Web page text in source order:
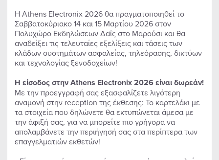
Η Athens Electronix 2026 θα πραγματοποιηθεί το
Σαββατοκύριακο 14 και 15 Μαρτίου 2026 στον
Πολυχώρο Εκδηλώσεων Δαΐς στο Μαρούσι και θα
αναδείξει τις τελευταίες εξελίξεις και τάσεις των
κλάδων συστημάτων ασφαλείας, τηλεόρασης, δικτύων
και τεχνολογίας ξενοδοχείων!
Η είσοδος στηνAthens Electronix2026 είναιδωρεάν!
Με την προεγγραφή σας εξασφαλίζετε λιγότερη
αναμονή στην reception της έκθεσης: Το καρτελάκι με
τα στοιχεία που δηλώνετε θα εκτυπώνεται άμεσα με
την άφιξή σας, για να μπορείτε πιο γρήγορα να
απολαμβάνετε την περιήγησή σας στα περίπτερα των
επαγγελματιών εκθετών!